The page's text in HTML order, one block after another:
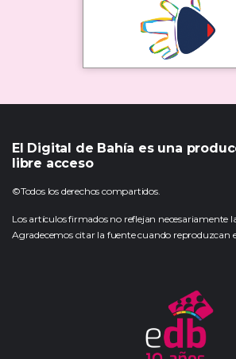
El Digital de Bahía es una
libre acceso
©Todos los derechos compartidos.
Los artículos firmados no reflejan necesariamente
Agradecemos citar la fuente cuando reproduzcan